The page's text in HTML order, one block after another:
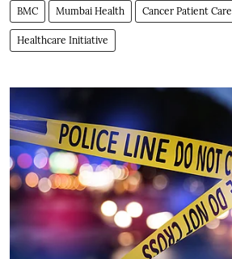
BMC Mumbai Health Cancer Patient Care
Healthcare Initiative